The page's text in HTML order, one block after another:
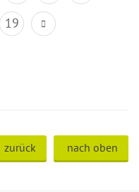
19
zurück nach oben